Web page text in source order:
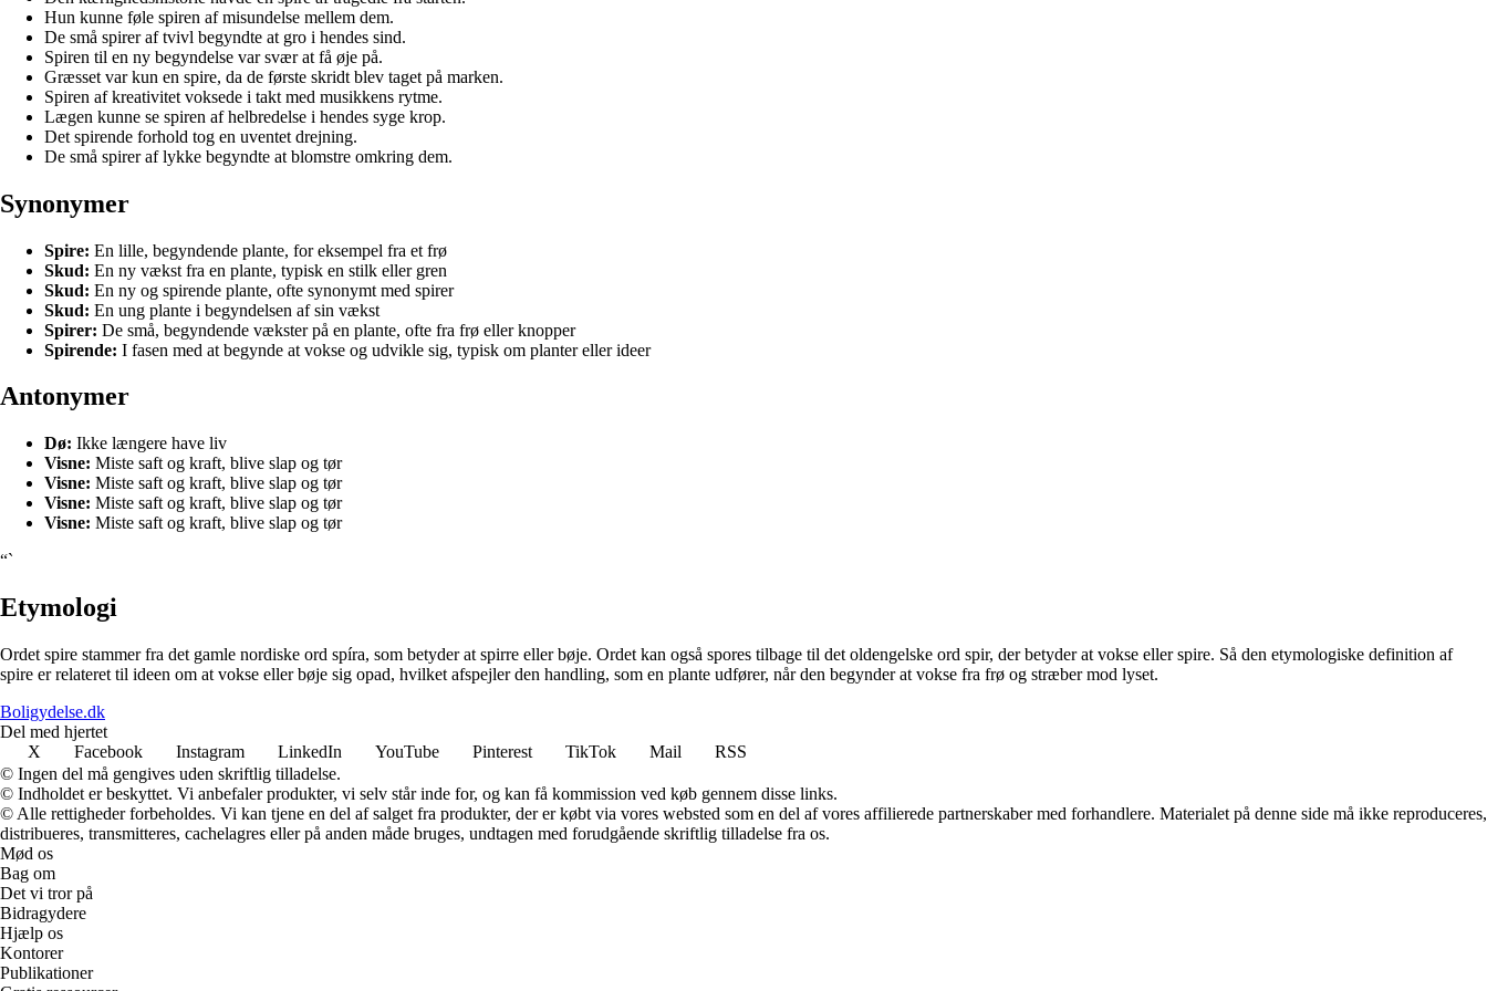
Hun kunne føle spiren af misundelse mellem dem.
De små spirer af tvivl begyndte at gro i hendes sind.
Spiren til en ny begyndelse var svær at få øje på.
Græsset var kun en spire, da de første skridt blev taget på marken.
Spiren af kreativitet voksede i takt med musikkens rytme.
Lægen kunne se spiren af helbredelse i hendes syge krop.
Det spirende forhold tog en uventet drejning.
De små spirer af lykke begyndte at blomstre omkring dem.
Synonymer
Spire: En lille, begyndende plante, for eksempel fra et frø
Skud: En ny vækst fra en plante, typisk en stilk eller gren
Skud: En ny og spirende plante, ofte synonymt med spirer
Skud: En ung plante i begyndelsen af sin vækst
Spirer: De små, begyndende vækster på en plante, ofte fra frø eller knopper
Spirende: I fasen med at begynde at vokse og udvikle sig, typisk om planter eller ideer
Antonymer
Dø: Ikke længere have liv
Visne: Miste saft og kraft, blive slap og tør
Visne: Miste saft og kraft, blive slap og tør
Visne: Miste saft og kraft, blive slap og tør
Visne: Miste saft og kraft, blive slap og tør
“`
Etymologi
Ordet spire stammer fra det gamle nordiske ord spíra, som betyder at spirre eller bøje. Ordet kan også spores tilbage til det oldengelske ord spir, der betyder at vokse eller spire. Så den etymologiske definition af
spire er relateret til ideen om at vokse eller bøje sig opad, hvilket afspejler den handling, som en plante udfører, når den begynder at vokse fra frø og stræber mod lyset.
Boligydelse.dk
Del med hjertet
X
Facebook Instagram LinkedIn YouTube Pinterest TikTok Mail
RSS
© Ingen del må gengives uden skriftlig tilladelse.
© Indholdet er beskyttet. Vi anbefaler produkter, vi selv står inde for, og kan få kommission ved køb gennem disse links.
© Alle rettigheder forbeholdes. Vi kan tjene en del af salget fra produkter, der er købt via vores websted som en del af vores affilierede partnerskaber med forhandlere. Materialet på denne side må ikke reproduceres,
distribueres, transmitteres, cachelagres eller på anden måde bruges, undtagen med forudgående skriftlig tilladelse fra os.
Mød os
Bag om
Det vi tror på
Bidragydere
Hjælp os
Kontorer
Publikationer